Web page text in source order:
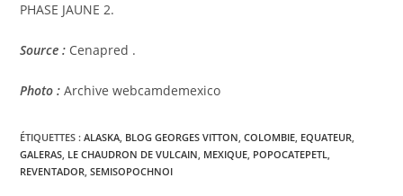
PHASE JAUNE 2.
Source : Cenapred .
Photo : Archive webcamdemexico
ÉTIQUETTES :ALASKA, BLOG GEORGES VITTON, COLOMBIE, EQUATEUR,
GALERAS, LE CHAUDRON DE VULCAIN, MEXIQUE, POPOCATEPETL,
REVENTADOR, SEMISOPOCHNOI